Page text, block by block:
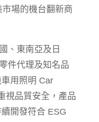
場的機台翻新商
、東南亞及日
件代理及知名品
用照明 Car
視品質安全，產品
開發符合 ESG